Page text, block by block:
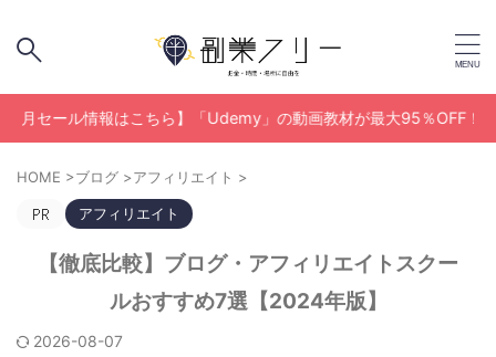
報はこちら】「Udemy」の動画教材が最大95％OFF！
HOME >ブログ >アフィリエイト >
アフィリエイト
【徹底比較】ブログ・アフィリエイトスクー
ルおすすめ7選【2024年版】
2026-08-07